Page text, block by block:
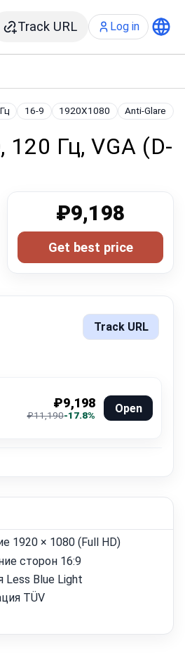
Track URL Log in
16-9 1920X1080 Anti-Glare
120 Гц, VGA (D-
₽9,198
Get best price
Track URL
₽9,198
₽11,190-17.8% Open
1920 × 1080 (Full HD)
сторон 16:9
Less Blue Light
TÜV